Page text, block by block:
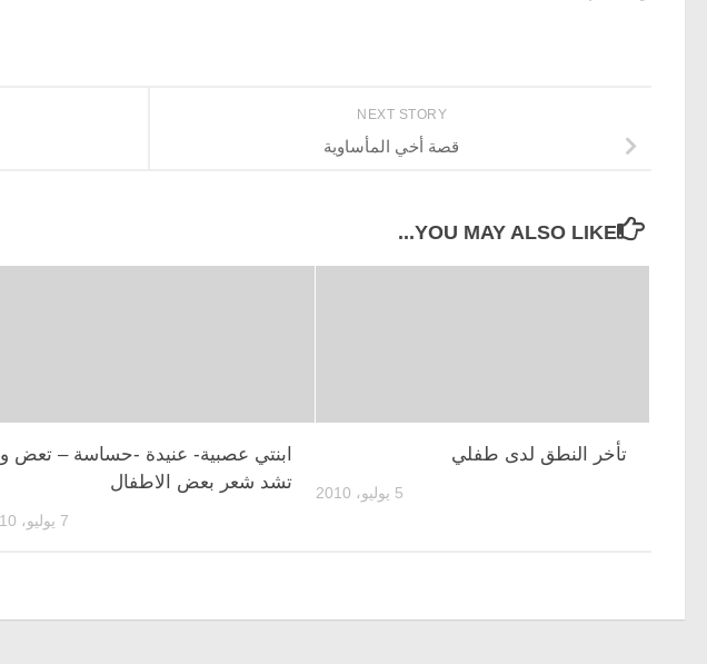
NEXT STORY
قصة أخي المأساوية
YOU MAY ALSO LIKE...
ابنتي عصبية- عنيدة -حساسة – تعض و
تشد شعر بعض الاطفال
7 يوليو، 2010
تأخر النطق لدى طفلي
5 يوليو، 2010